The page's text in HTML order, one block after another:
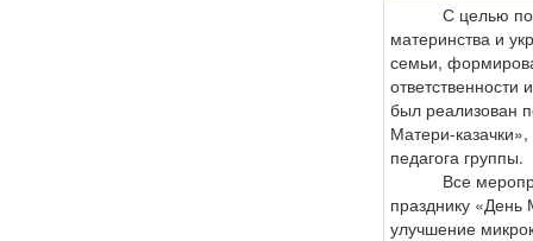
С целью
материнства и
семьи,
был реализован
Матери-
педагога группы.
Все
празднику «День
улучшение